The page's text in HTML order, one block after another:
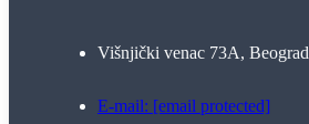
Višnjički venac 73A, Beograd
E-mail: [email protected]